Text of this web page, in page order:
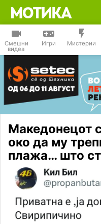
Смешни
видеа
Игри Мистерии
Македонецот
око да му
плажа… што